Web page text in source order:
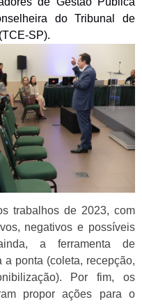
do Tribunal de
SP).
trabalhos de 2023, com
negativos e possíveis
a ferramenta de
a ponta (coleta, recepção,
Por fim, os
propor ações para o